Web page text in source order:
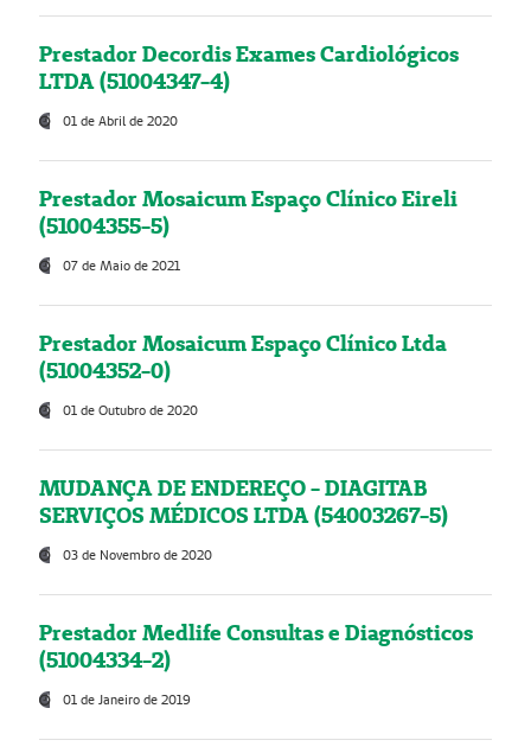
Prestador Decordis Exames Cardiológicos
LTDA (51004347-4)
01 de Abril de 2020
Prestador Mosaicum Espaço Clínico Eireli
(51004355-5)
07 de Maio de 2021
Prestador Mosaicum Espaço Clínico Ltda
(51004352-0)
01 de Outubro de 2020
MUDANÇA DE ENDEREÇO - DIAGITAB
SERVIÇOS MÉDICOS LTDA (54003267-5)
03 de Novembro de 2020
Prestador Medlife Consultas e Diagnósticos
(51004334-2)
01 de Janeiro de 2019